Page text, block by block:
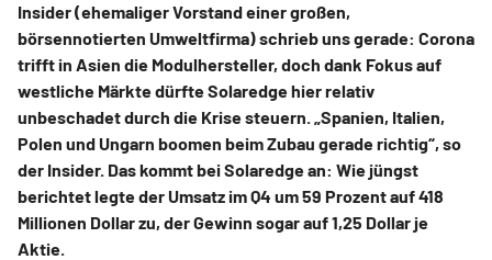
Insider (ehemaliger Vorstand einer großen,
börsennotierten Umweltfirma) schrieb uns gerade: Corona
trifft in Asien die Modulhersteller, doch dank Fokus auf
westliche Märkte dürfte Solaredge hier relativ
unbeschadet durch die Krise steuern. „Spanien, Italien,
Polen und Ungarn boomen beim Zubau gerade richtig“, so
der Insider. Das kommt bei Solaredge an: Wie jüngst
berichtet legte der Umsatz im Q4 um 59 Prozent auf 418
Millionen Dollar zu, der Gewinn sogar auf 1,25 Dollar je
Aktie.